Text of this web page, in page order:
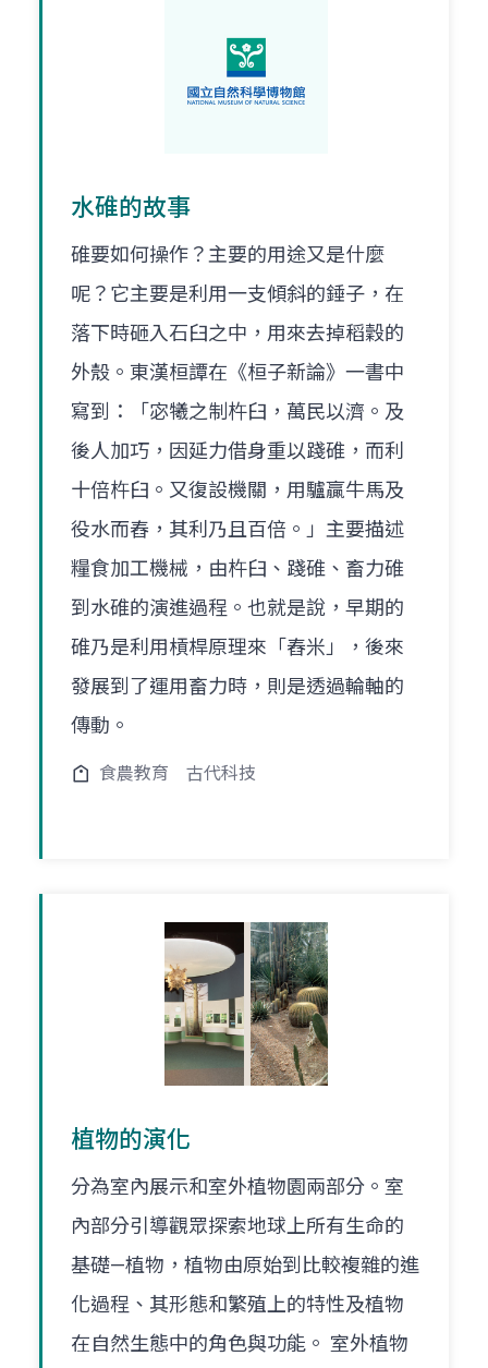
水碓的故事
碓要如何操作？主要的用途又是什麼
呢？它主要是利用一支傾斜的錘子，在
落下時砸入石臼之中，用來去掉稻穀的
外殼。東漢桓譚在《桓子新論》一書中
寫到：「宓犧之制杵臼，萬民以濟。及
後人加巧，因延力借身重以踐碓，而利
十倍杵臼。又復設機關，用驢贏牛馬及
役水而舂，其利乃且百倍。」主要描述
糧食加工機械，由杵臼、踐碓、畜力碓
到水碓的演進過程。也就是說，早期的
碓乃是利用槓桿原理來「舂米」，後來
發展到了運用畜力時，則是透過輪軸的
傳動。
食農教育 古代科技
植物的演化
分為室內展示和室外植物園兩部分。室
內部分引導觀眾探索地球上所有生命的
基礎—植物，植物由原始到比較複雜的進
化過程、其形態和繁殖上的特性及植物
在自然生態中的角色與功能。 室外植物